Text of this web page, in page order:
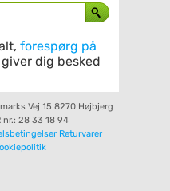
forespørg på
dig besked
Vej 15 8270 Højbjerg
nr.: 28 33 18 94
Returvarer